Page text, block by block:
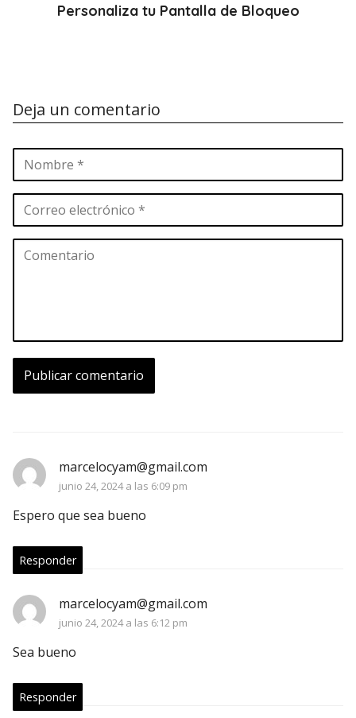
Personaliza tu Pantalla de Bloqueo
marcelocyam@gmail.com
junio 24, 2024 a las 6:09 pm
Espero que sea bueno
Responder
marcelocyam@gmail.com
junio 24, 2024 a las 6:12 pm
Sea bueno
Responder
Deja un comentario